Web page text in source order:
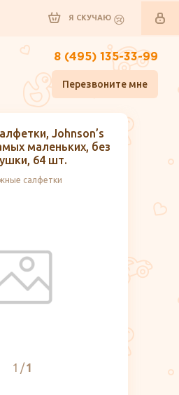
Я СКУЧАЮ
8 (495) 135-33-99
Перезвоните мне
Johnson’s
маленьких, без
64 шт.
салфетки
1 1